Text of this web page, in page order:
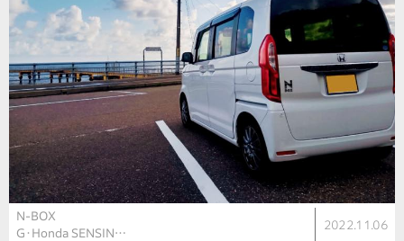
N-BOX
G・Honda SENSIN…
2022.11.06